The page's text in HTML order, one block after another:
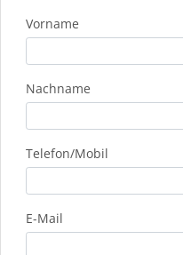
Vorname
Nachname
Telefon/Mobil
E-Mail